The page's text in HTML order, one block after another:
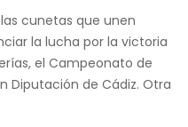
cunetas que unen
la lucha por la victoria
el Campeonato de
Diputación de Cádiz. Otra